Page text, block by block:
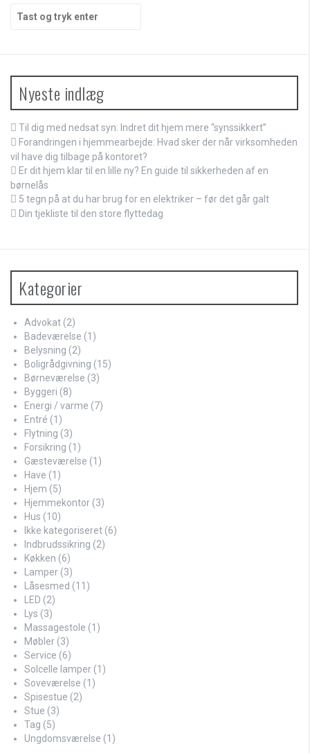
efter:
Nyeste indlæg
Til dig med nedsat syn: Indret dit hjem mere “synssikkert”
Forandringen i hjemmearbejde: Hvad sker der når virksomheden
vil have dig tilbage på kontoret?
Er dit hjem klar til en lille ny? En guide til sikkerheden af en
børnelås
5 tegn på at du har brug for en elektriker – før det går galt
Din tjekliste til den store flyttedag
Kategorier
Advokat (2)
Badeværelse (1)
Belysning (2)
Boligrådgivning (15)
Børneværelse (3)
Byggeri (8)
Energi / varme (7)
Entré (1)
Flytning (3)
Forsikring (1)
Gæsteværelse (1)
Have (1)
Hjem (5)
Hjemmekontor (3)
Hus (10)
Ikke kategoriseret (6)
Indbrudssikring (2)
Køkken (6)
Lamper (3)
Låsesmed (11)
LED (2)
Lys (3)
Massagestole (1)
Møbler (3)
Service (6)
Solcelle lamper (1)
Soveværelse (1)
Spisestue (2)
Stue (3)
Tag (5)
Ungdomsværelse (1)